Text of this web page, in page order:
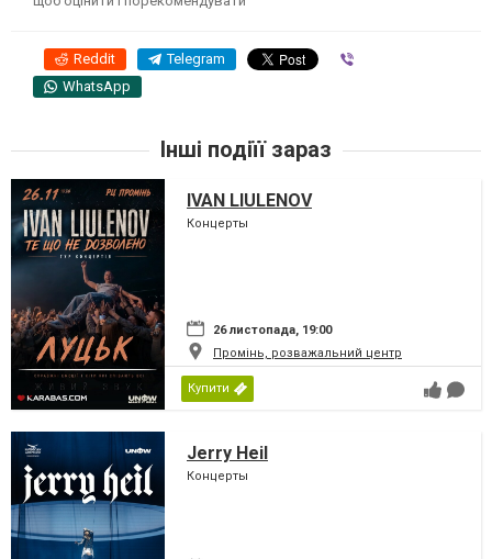
Reddit Telegram
WhatsApp
Інші подіїї зараз
IVAN LIULENOV
Концерты
26 листопада, 19:00
Промінь, розважальний центр
Купити
Jerry Heil
Концерты